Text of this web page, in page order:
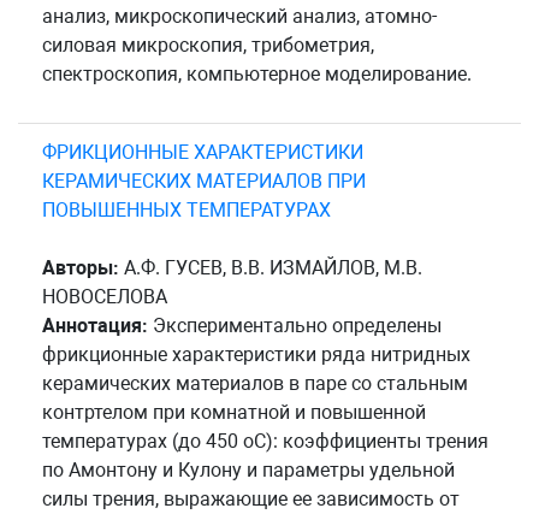
анализ, микроскопический анализ, атомно-
силовая микроскопия, трибометрия,
спектроскопия, компьютерное моделирование.
ФРИКЦИОННЫЕ ХАРАКТЕРИСТИКИ
КЕРАМИЧЕСКИХ МАТЕРИАЛОВ ПРИ
ПОВЫШЕННЫХ ТЕМПЕРАТУРАХ
Авторы: А.Ф. ГУСЕВ, В.В. ИЗМАЙЛОВ, М.В.
НОВОСЕЛОВА
Аннотация: Экспериментально определены
фрикционные характеристики ряда нитридных
керамических материалов в паре со стальным
контртелом при комнатной и повышенной
температурах (до 450 оС): коэффициенты трения
по Амонтону и Кулону и параметры удельной
силы трения, выражающие ее зависимость от